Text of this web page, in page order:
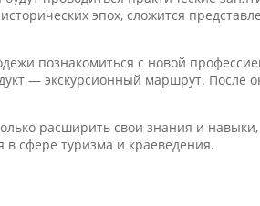
эпох, сложится
познакомиться с новой
— экскурсионный маршрут. После
расширить свои знания и
сфере туризма и краеведения.